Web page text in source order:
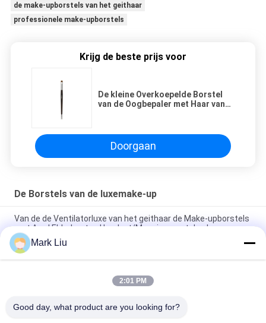
de make-upborstels van het geithaar
professionele make-upborstels
Krijg de beste prijs voor
De kleine Overkoepelde Borstel
van de Oogbepaler met Haar van
Doorgaan
De Borstels van de luxemake-up
Van de de Ventilatorluxe van het geithaar de Make-upborstels
met Aard Ebbehouten Handvat/Messingsmetalen kap
De luxe schuinde de borstel van de poedermake-up met
Verbazend zacht en Dicht Donker Bruin XGF-Geithaar af
De Stichtingsborstel van de luxekunstenaar met het ultra
Mark Liu
2:01 PM
Good day, what product are you looking for?